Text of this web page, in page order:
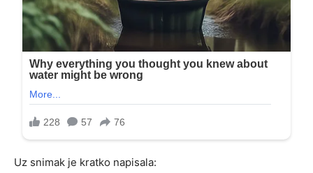
Uz snimak je kratko napisala: